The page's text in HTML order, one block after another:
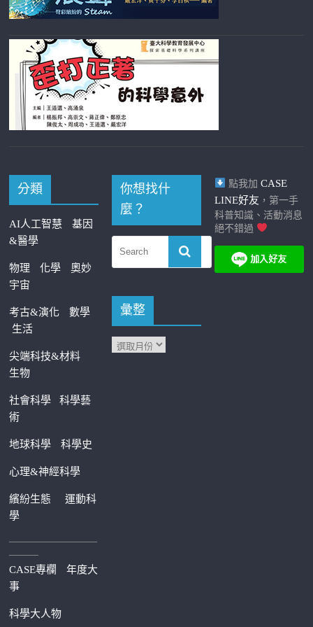
分類
AI人工智慧
基因
&醫學
物理 化學
奧妙
宇宙
考古&演化
數學
生活
尖端科技&材料
生物
社會科學科學藝
術
地球科學 科學史
心理&神經科學
繽紛生態運動科
學
—————————
———
CASE專欄
年度大
事
科學大人物
你想找什
麼？
彙整
點我加 CASE
LINE好友 ，第一手
科普知識、活動消息
絕不錯過